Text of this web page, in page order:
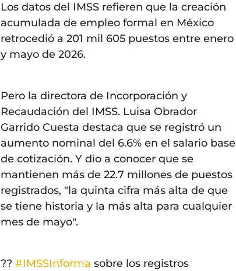
Los datos del IMSS refieren que la creación
acumulada de empleo formal en México
retrocedió a 201 mil 605 puestos entre enero
y mayo de 2026.
Pero la directora de Incorporación y
Recaudación del IMSS. Luisa Obrador
Garrido Cuesta destaca que se registró un
aumento nominal del 6.6% en el salario base
de cotización. Y dio a conocer que se
mantienen más de 22.7 millones de puestos
registrados, "la quinta cifra más alta de que
se tiene historia y la más alta para cualquier
mes de mayo".
?? #IMSSInforma sobre los registros